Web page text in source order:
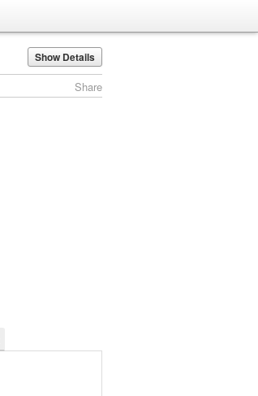
Show Details
Share